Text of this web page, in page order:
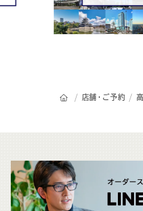
オーダースーツ
店舗・ご予約
こ
ち